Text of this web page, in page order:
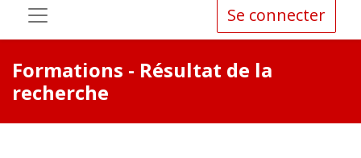
Se connecter
Formations - Résultat de la
recherche